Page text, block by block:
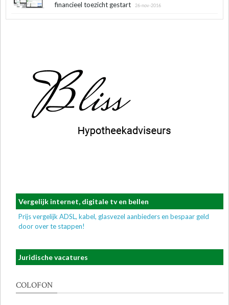
financieel toezicht gestart
26-nov-2016
Vergelijk internet, digitale tv en bellen
Prijs vergelijk ADSL, kabel, glasvezel aanbieders en bespaar geld
door over te stappen!
Juridische vacatures
COLOFON